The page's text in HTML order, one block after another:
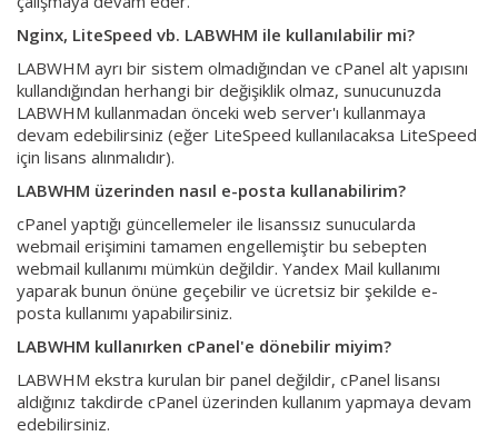
Nginx, LiteSpeed vb. LABWHM ile kullanılabilir mi?
LABWHM ayrı bir sistem olmadığından ve cPanel alt yapısını
kullandığından herhangi bir değişiklik olmaz, sunucunuzda
LABWHM kullanmadan önceki web server'ı kullanmaya
devam edebilirsiniz (eğer LiteSpeed kullanılacaksa LiteSpeed
için lisans alınmalıdır).
LABWHM üzerinden nasıl e-posta kullanabilirim?
cPanel yaptığı güncellemeler ile lisanssız sunucularda
webmail erişimini tamamen engellemiştir bu sebepten
webmail kullanımı mümkün değildir. Yandex Mail kullanımı
yaparak bunun önüne geçebilir ve ücretsiz bir şekilde e-
posta kullanımı yapabilirsiniz.
LABWHM kullanırken cPanel'e dönebilir miyim?
LABWHM ekstra kurulan bir panel değildir, cPanel lisansı
aldığınız takdirde cPanel üzerinden kullanım yapmaya devam
edebilirsiniz.